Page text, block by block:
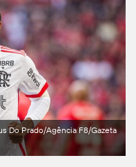
Do Prado/Agência F8/Gazeta